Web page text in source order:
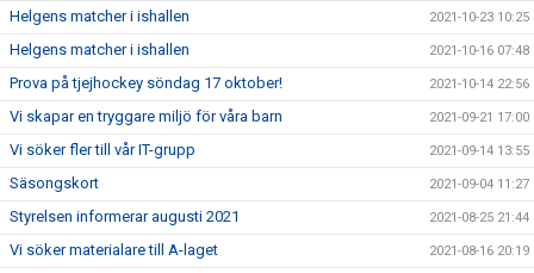
Helgens matcher i ishallen 2021-10-23 10:25
Helgens matcher i ishallen 2021-10-16 07:48
Prova på tjejhockey söndag 17 oktober! 2021-10-14 22:56
Vi skapar en tryggare miljö för våra barn 2021-09-21 17:00
Vi söker fler till vår IT-grupp 2021-09-14 13:55
Säsongskort 2021-09-04 11:27
Styrelsen informerar augusti 2021 2021-08-25 21:44
Vi söker materialare till A-laget 2021-08-16 20:19